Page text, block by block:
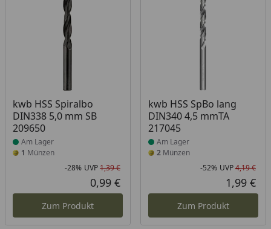
kwb HSS Spiralbo
DIN338 5,0 mm SB
209650
Produkt am Lager
Am Lager
1 Münzen
Rabatt in Prozent
-28%
Ursprünglicher Preis
UVP1,39 €
Aktueller Preis
0,99 €
Zum Produkt
kwb HSS SpBo lang
DIN340 4,5 mmTA
217045
Produkt am Lager
Am Lager
2Münzen
-52% UVP4,19 €
1,99 €
Zum Produkt